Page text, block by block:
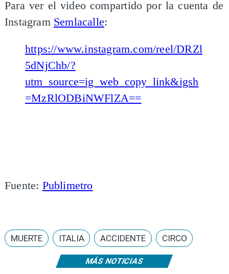
MÁS NOTICIAS
Para ver el video compartido por la cuenta de
Instagram Semlacalle:
https://www.instagram.com/reel/DRZl
5dNjChb/?
utm_source=ig_web_copy_link&igsh
=MzRlODBiNWFlZA==
Fuente: Publimetro
MUERTE ITALIA ACCIDENTE CIRCO